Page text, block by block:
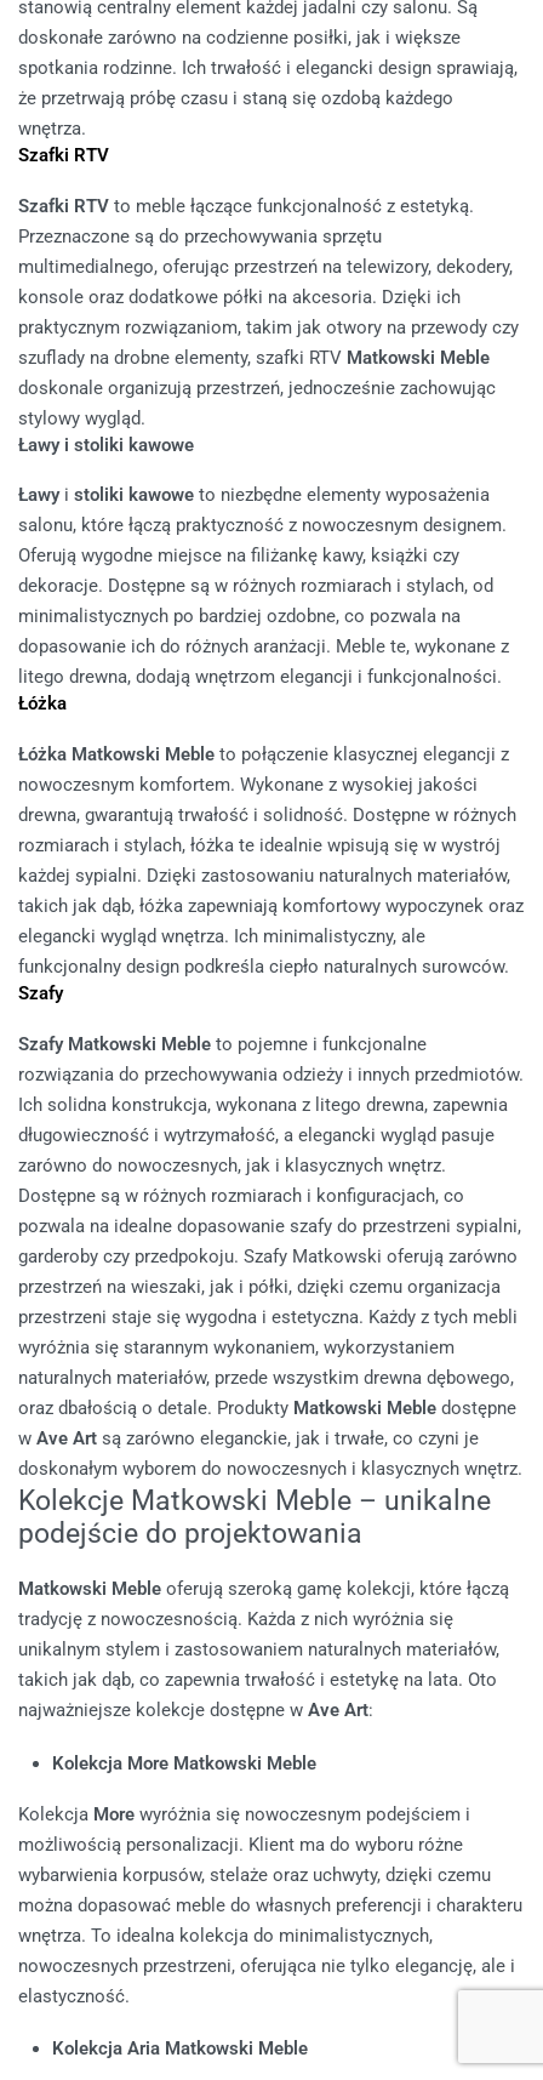
stanowią centralny element każdej jadalni czy salonu. Są
doskonałe zarówno na codzienne posiłki, jak i większe
spotkania rodzinne. Ich trwałość i elegancki design sprawiają,
że przetrwają próbę czasu i staną się ozdobą każdego
wnętrza.
Szafki RTV
Szafki RTV to meble łączące funkcjonalność z estetyką.
Przeznaczone są do przechowywania sprzętu
multimedialnego, oferując przestrzeń na telewizory, dekodery,
konsole oraz dodatkowe półki na akcesoria. Dzięki ich
praktycznym rozwiązaniom, takim jak otwory na przewody czy
szuflady na drobne elementy, szafki RTV Matkowski Meble
doskonale organizują przestrzeń, jednocześnie zachowując
stylowy wygląd.
Ławy i stoliki kawowe
Ławyi stoliki kawowe to niezbędne elementy wyposażenia
salonu, które łączą praktyczność z nowoczesnym designem.
Oferują wygodne miejsce na filiżankę kawy, książki czy
dekoracje. Dostępne są w różnych rozmiarach i stylach, od
minimalistycznych po bardziej ozdobne, co pozwala na
dopasowanie ich do różnych aranżacji. Meble te, wykonane z
litego drewna, dodają wnętrzom elegancji i funkcjonalności.
Łóżka
Łóżka Matkowski Meble to połączenie klasycznej elegancji z
nowoczesnym komfortem. Wykonane z wysokiej jakości
drewna, gwarantują trwałość i solidność. Dostępne w różnych
rozmiarach i stylach, łóżka te idealnie wpisują się w wystrój
każdej sypialni. Dzięki zastosowaniu naturalnych materiałów,
takich jak dąb, łóżka zapewniają komfortowy wypoczynek oraz
elegancki wygląd wnętrza. Ich minimalistyczny, ale
funkcjonalny design podkreśla ciepło naturalnych surowców.
Szafy
Szafy Matkowski Meble to pojemne i funkcjonalne
rozwiązania do przechowywania odzieży i innych przedmiotów.
Ich solidna konstrukcja, wykonana z litego drewna, zapewnia
długowieczność i wytrzymałość, a elegancki wygląd pasuje
zarówno do nowoczesnych, jak i klasycznych wnętrz.
Dostępne są w różnych rozmiarach i konfiguracjach, co
pozwala na idealne dopasowanie szafy do przestrzeni sypialni,
garderoby czy przedpokoju. Szafy Matkowski oferują zarówno
przestrzeń na wieszaki, jak i półki, dzięki czemu organizacja
przestrzeni staje się wygodna i estetyczna. Każdy z tych mebli
wyróżnia się starannym wykonaniem, wykorzystaniem
naturalnych materiałów, przede wszystkim drewna dębowego,
oraz dbałością o detale. Produkty Matkowski Meble dostępne
w Ave Art są zarówno eleganckie, jak i trwałe, co czyni je
doskonałym wyborem do nowoczesnych i klasycznych wnętrz.
Kolekcje Matkowski Meble – unikalne
podejście do projektowania
Matkowski Meble oferują szeroką gamę kolekcji, które łączą
tradycję z nowoczesnością. Każda z nich wyróżnia się
unikalnym stylem i zastosowaniem naturalnych materiałów,
takich jak dąb, co zapewnia trwałość i estetykę na lata. Oto
najważniejsze kolekcje dostępne w Ave Art:
Kolekcja More Matkowski Meble
Kolekcja More wyróżnia się nowoczesnym podejściem i
możliwością personalizacji. Klient ma do wyboru różne
wybarwienia korpusów, stelaże oraz uchwyty, dzięki czemu
można dopasować meble do własnych preferencji i charakteru
wnętrza. To idealna kolekcja do minimalistycznych,
nowoczesnych przestrzeni, oferująca nie tylko elegancję, ale i
elastyczność.
Kolekcja Aria Matkowski Meble